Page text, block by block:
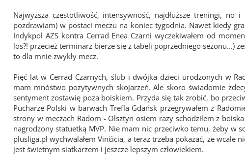
Najwyższa częstotliwość, intensywność, najdłuższe treningi,
pozdrawiam) w postaci meczu na koniec tygodnia. Nawet kiedy
Indykpol AZS kontra Cerrad Enea Czarni wyczekiwałem od
los?! przecież terminarz bierze się z tabeli poprzedniego sezonu...)
to dla mnie zwykły mecz.
Pięć lat w Cerrad Czarnych, ślub i dwójka dzieci urodzonych w
mam mnóstwo pozytywnych skojarzeń. Ale skoro świadomie
sentyment zostawię poza boiskiem. Przyda się tak zrobić, bo
Pucharze Polski w barwach Trefla Gdańsk przegrywałem z
strony w meczach Radom - Olsztyn osiem razy schodziłem z
nagrodzony statuetką MVP. Nie mam nic przeciwko temu, żeby w
plusliga.pl wychwalałem Vinčicia, a teraz trzeba pokazać, że
jest świetnym siatkarzem i jeszcze lepszym człowiekiem.